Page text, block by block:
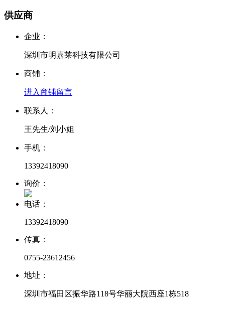
供应商
企业：
深圳市明嘉莱科技有限公司
商铺：
进入商铺留言
联系人：
王先生/刘小姐
手机：
13392418090
询价：
电话：
13392418090
传真：
0755-23612456
地址：
深圳市福田区振华路118号华丽大院西座1栋518